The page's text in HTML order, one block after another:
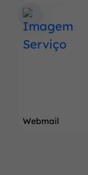
Webmail